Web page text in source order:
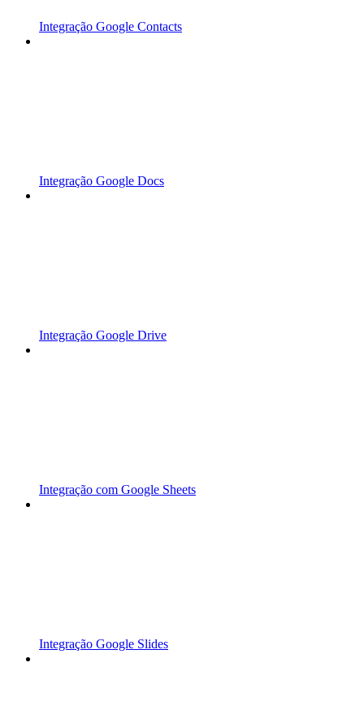
Integração Google Contacts
Integração Google Docs
Integração Google Drive
Integração com Google Sheets
Integração Google Slides